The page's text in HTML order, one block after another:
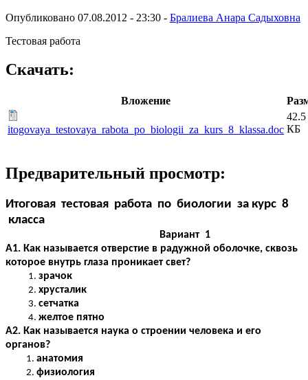
Опубликовано 07.08.2012 - 23:30 - Бралиева Анара Садыховна
Тестовая работа
Скачать:
Вложение
itogovaya_testovaya_rabota_po_biologii_za_kurs_8_klassa.doc
42.5
КБ
Предварительный просмотр:
Итоговая тестовая работа по биологии за курс 8
класса
Вариант 1
А1. Как называется отверстие в радужной оболочке, сквозь
которое внутрь глаза проникает свет?
зрачок
хрусталик
сетчатка
желтое пятно
А2. Как называется наука о строении человека и его
органов?
анатомия
физиология